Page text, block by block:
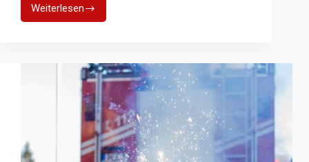
Weiterlesen
Schaf
aus